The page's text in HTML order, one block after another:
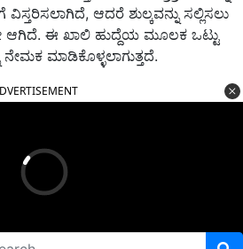
ಆದರೆ ಶುಲ್ಕವನ್ನು ಸಲ್ಲಿಸಲು
ಈ ಖಾಲಿ ಹುದ್ದೆಯ ಮೂಲಕ ಒಟ್ಟು
ನೇಮಕ ಮಾಡಿಕೊಳ್ಳಲಾಗುತ್ತದೆ.